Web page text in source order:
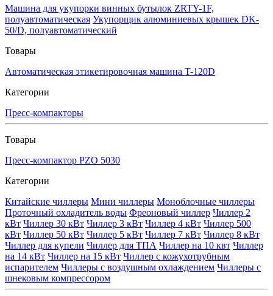
Машина для укупорки винных бутылок ZRTY-1F,
полуавтоматическая Укупорщик алюминиевых крышек DK-
50/D, полуавтоматический
Товары
Автоматическая этикетировочная машина T-120D
Категории
Пресс-компакторы
Товары
Пресс-компактор PZO 5030
Категории
Китайские чиллеры Мини чиллеры Моноблочные чиллеры
Проточный охладитель воды Фреоновый чиллер Чиллер 2
кВт Чиллер 30 кВт Чиллер 3 кВт Чиллер 4 кВт Чиллер 500
кВт Чиллер 50 кВт Чиллер 5 кВт Чиллер 7 кВт Чиллер 8 кВт
Чиллер для купели Чиллер для ТПА Чиллер на 10 квт Чиллер
на 14 кВт Чиллер на 15 кВт Чиллер с кожухотрубным
испарителем Чиллеры с воздушным охлаждением Чиллеры с
шнековым компрессором